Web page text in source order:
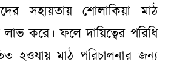
সহায়তায় শোলাকিয়া মাঠ
লাভ করে। ফলে দায়িত্বের পরিধি
হওযায় মাঠ পরিচালনার জন্য